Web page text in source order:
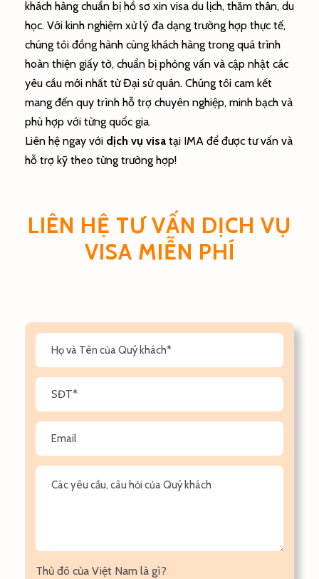
khách hàng chuẩn bị hồ sơ xin visa du lịch, thăm thân, du
học. Với kinh nghiệm xử lý đa dạng trường hợp thực tế,
chúng tôi đồng hành cùng khách hàng trong quá trình
hoàn thiện giấy tờ, chuẩn bị phỏng vấn và cập nhật các
yêu cầu mới nhất từ Đại sứ quán. Chúng tôi cam kết
mang đến quy trình hỗ trợ chuyên nghiệp, minh bạch và
phù hợp với từng quốc gia.
Liên hệ ngay với dịch vụ visa tại IMA để được tư vấn và
hỗ trợ kỹ theo từng trường hợp!
LIÊN HỆ TƯ VẤN DỊCH VỤ
VISA MIỄN PHÍ
Thủ đô của Việt Nam là gì?